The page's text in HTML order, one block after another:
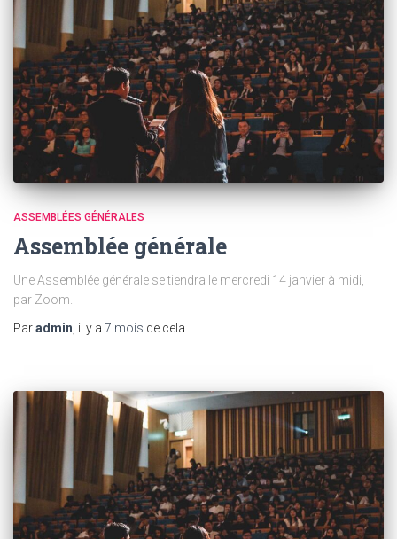
ASSEMBLÉES GÉNÉRALES
Assemblée générale
Une Assemblée générale se tiendra le mercredi 14 janvier à midi,
par Zoom.
Paradmin, il y a 7 mois de cela